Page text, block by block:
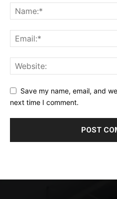
Save my name, email, and
next time I comment.